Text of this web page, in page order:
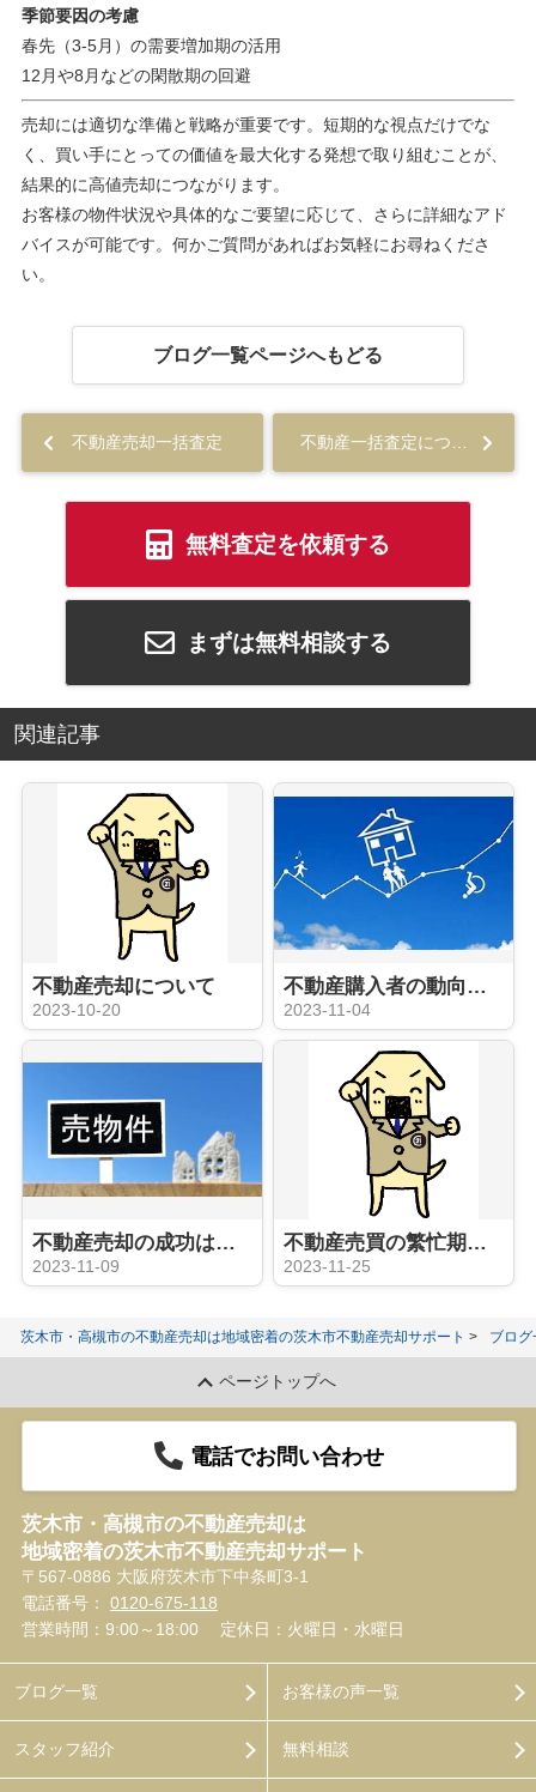
季節要因の考慮
春先（3-5月）の需要増加期の活用
12月や8月などの閑散期の回避
売却には適切な準備と戦略が重要です。短期的な視点だけでな
く、買い手にとっての価値を最大化する発想で取り組むことが、
結果的に高値売却につながります。
お客様の物件状況や具体的なご要望に応じて、さらに詳細なアド
バイスが可能です。何かご質問があればお気軽にお尋ねくださ
い。
ブログ一覧ページへもどる
不動産売却一括査定 不動産一括査定について
無料査定を依頼する
まずは無料相談する
関連記事
不動産売却について
2023-10-20
不動産購入者の動向について
2023-11-04
不動産売却の成功は担当の営業次第！？
2023-11-09
不動産売買の繁忙期に入っていきます！
2023-11-25
茨木市・高槻市の不動産売却は地域密着の茨木市不動産売却サポート ブログ
ページトップへ
電話でお問い合わせ
茨木市・高槻市の不動産売却は
地域密着の茨木市不動産売却サポート
〒567-0886 大阪府茨木市下中条町3-1
電話番号： 0120-675-118
営業時間：9:00～18:00
定休日：火曜日・水曜日
ブログ一覧
スタッフ紹介
お客様の声一覧
無料相談